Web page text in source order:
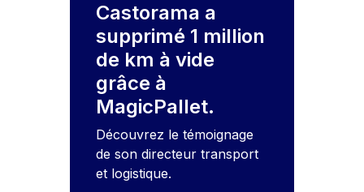
Castorama a
supprimé 1 million
de km à vide
grâce à
MagicPallet.
Découvrez le témoignage
de son directeur transport
et logistique.